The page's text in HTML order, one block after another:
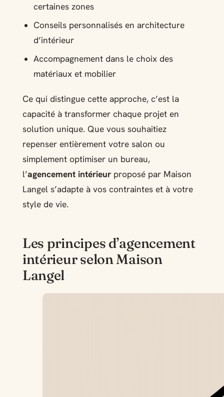
certaines zones
Conseils personnalisés en architecture
d’intérieur
Accompagnement dans le choix des
matériaux et mobilier
Ce qui distingue cette approche, c’est la
capacité à transformer chaque projet en
solution unique. Que vous souhaitiez
repenser entièrement votre salon ou
simplement optimiser un bureau,
l’agencement intérieurproposé par Maison
Langel s’adapte à vos contraintes et à votre
style de vie.
Les principes d’agencement
intérieur selon Maison
Langel